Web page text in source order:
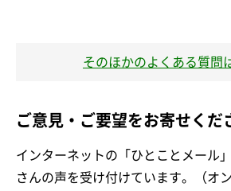
そのほかのよくある質問
ご意見・ご要望をお寄せくだ
インターネットの「ひとことメール
さんの声を受け付けています。（オ